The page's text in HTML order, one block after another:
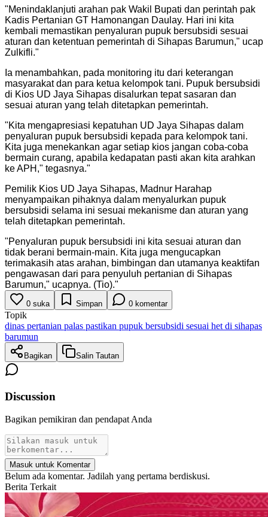
"Menindaklanjuti arahan pak Wakil Bupati dan perintah pak
Kadis Pertanian GT Hamonangan Daulay. Hari ini kita
kembali memastikan penyaluran pupuk bersubsidi sesuai
aturan dan ketentuan pemerintah di Sihapas Barumun," ucap
Zulkifli."
Ia menambahkan, pada monitoring itu dari keterangan
masyarakat dan para ketua kelompok tani. Pupuk bersubsidi
di Kios UD Jaya Sihapas disalurkan tepat sasaran dan
sesuai aturan yang telah ditetapkan pemerintah.
"Kita mengapresiasi kepatuhan UD Jaya Sihapas dalam
penyaluran pupuk bersubsidi kepada para kelompok tani.
Kita juga menekankan agar setiap kios jangan coba-coba
bermain curang, apabila kedapatan pasti akan kita arahkan
ke APH," tegasnya."
Pemilik Kios UD Jaya Sihapas, Madnur Harahap
menyampaikan pihaknya dalam menyalurkan pupuk
bersubsidi selama ini sesuai mekanisme dan aturan yang
telah ditetapkan pemerintah.
"Penyaluran pupuk bersubsidi ini kita sesuai aturan dan
tidak berani bermain-main. Kita juga mengucapkan
terimakasih atas arahan, bimbingan dan utamanya keaktifan
pengawasan dari para penyuluh pertanian di Sihapas
Barumun," ucapnya. (Tio)."
0 suka Simpan 0 komentar
Topik
dinas pertanian palas pastikan pupuk bersubsidi sesuai het di sihapas
barumun
Bagikan Salin Tautan
Discussion
Bagikan pemikiran dan pendapat Anda
Masuk untuk Komentar
Belum ada komentar. Jadilah yang pertama berdiskusi.
Berita Terkait